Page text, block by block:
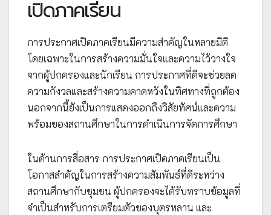
เปิดภาคเรียน
การประกาศเปิดภาคเรียนมีความสำคัญในหลายมิติ
โดยเฉพาะในการสร้างความมั่นใจและความไว้วางใจ
จากผู้ปกครองและนักเรียน การประกาศที่ดีจะช่วยลด
ความกังวลและสร้างความคาดหวังในทิศทางที่ถูกต้อง
นอกจากนี้ยังเป็นการแสดงออกถึงวิสัยทัศน์และความ
พร้อมของสถานศึกษาในการดำเนินการจัดการศึกษา
ในด้านการสื่อสาร การประกาศเปิดภาคเรียนเป็น
โอกาสสำคัญในการสร้างความสัมพันธ์ที่ดีระหว่าง
สถานศึกษากับชุมชน ผู้ปกครองจะได้รับทราบข้อมูลที่
จำเป็นสำหรับการเตรียมตัวของบุตรหลาน และ